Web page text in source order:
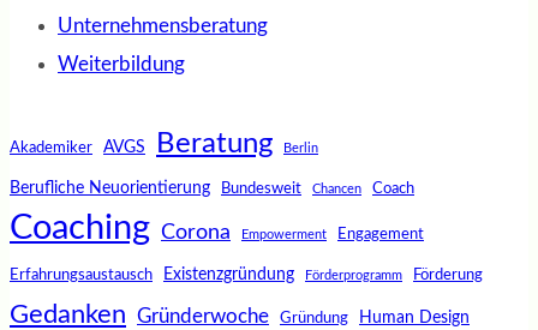
Unternehmensberatung
Weiterbildung
Akademiker AVGS Beratung Berlin
Berufliche Neuorientierung Bundesweit Chancen Coach
Coaching Corona Empowerment Engagement
Erfahrungsaustausch Existenzgründung Förderprogramm Förderung
Gedanken Gründerwoche Gründung Human Design